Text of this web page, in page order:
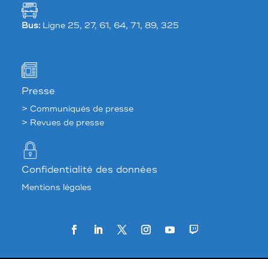
Bus:Ligne 25, 27, 61, 64, 71, 89, 325
Presse
> Communiqués de presse
> Revues de presse
Confidentialité des données
Mentions légales